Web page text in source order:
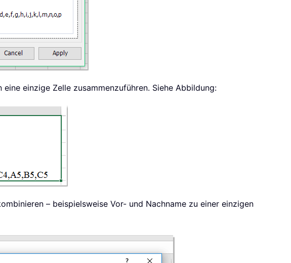
einzige Zelle zusammenzuführen. Siehe Abbildung:
– beispielsweise Vor- und Nachname zu einer einzigen